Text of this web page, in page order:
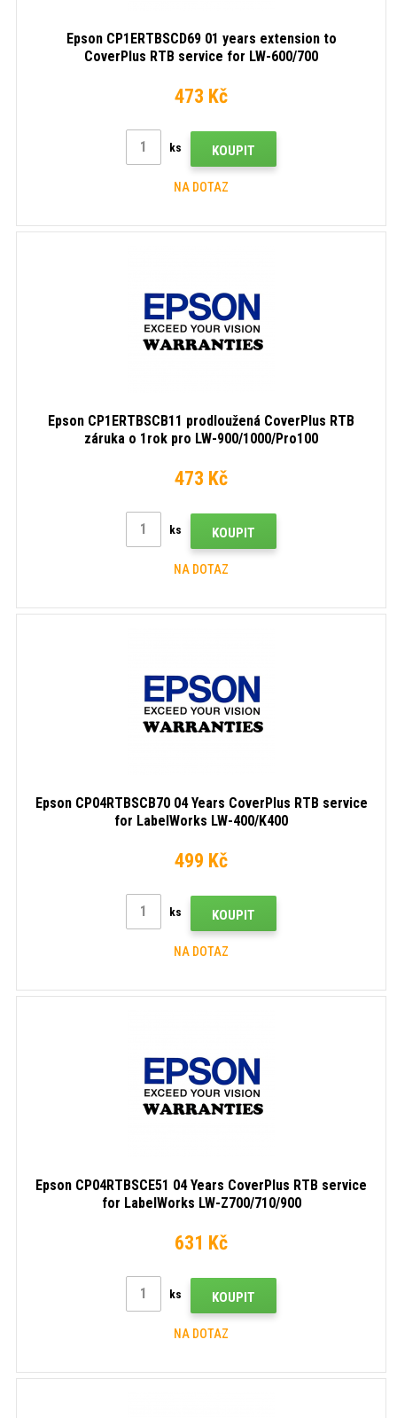
Epson CP1ERTBSCD69 01 years extension to
CoverPlus RTB service for LW-600/700
473 Kč
ks KOUPIT
NA DOTAZ
Epson CP1ERTBSCB11 prodloužená CoverPlus RTB
záruka o 1rok pro LW-900/1000/Pro100
473 Kč
ks KOUPIT
NA DOTAZ
Epson CP04RTBSCB70 04 Years CoverPlus RTB service
for LabelWorks LW-400/K400
499 Kč
ks KOUPIT
NA DOTAZ
Epson CP04RTBSCE51 04 Years CoverPlus RTB service
for LabelWorks LW-Z700/710/900
631 Kč
ks KOUPIT
NA DOTAZ